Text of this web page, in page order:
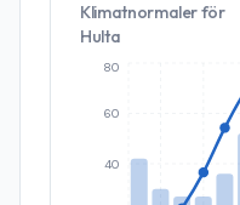
Klimatnormaler för
Hulta
40
60
80